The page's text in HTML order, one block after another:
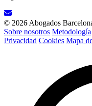
© 2026 Abogados
Sobre nosotros Metodología
Privacidad Cookies Mapa